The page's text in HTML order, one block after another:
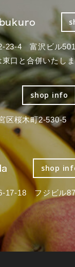
23-4 富沢ビル501
口と合併いたしま
shop info
区桜木町2-530-5
shop
6-17-18 フジビル